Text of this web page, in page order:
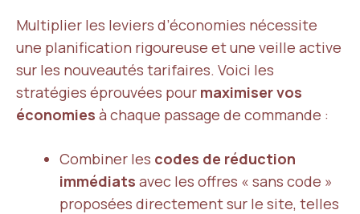
Multiplier les leviers d’économies nécessite
une planification rigoureuse et une veille active
sur les nouveautés tarifaires. Voici les
stratégies éprouvées pour maximiser vos
économies à chaque passage de commande :
Combiner les codes de réduction
immédiats avec les offres « sans code »
proposées directement sur le site, telles